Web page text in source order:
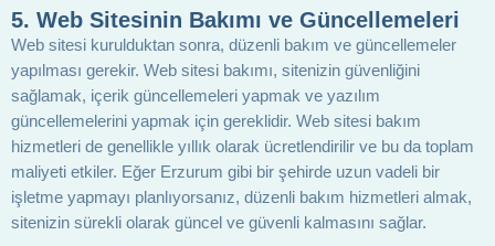
5. Web Sitesinin Bakımı ve Güncellemeleri
Web sitesi kurulduktan sonra, düzenli bakım ve güncellemeler
yapılması gerekir. Web sitesi bakımı, sitenizin güvenliğini
sağlamak, içerik güncellemeleri yapmak ve yazılım
güncellemelerini yapmak için gereklidir. Web sitesi bakım
hizmetleri de genellikle yıllık olarak ücretlendirilir ve bu da toplam
maliyeti etkiler. Eğer Erzurum gibi bir şehirde uzun vadeli bir
işletme yapmayı planlıyorsanız, düzenli bakım hizmetleri almak,
sitenizin sürekli olarak güncel ve güvenli kalmasını sağlar.